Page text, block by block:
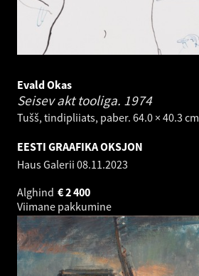
Evald Okas
Seisev akt tooliga. 1974
Tušš, tindipliiats, paber. 64.0 × 40.3 cm
EESTI GRAAFIKA OKSJON
Haus Galerii 08.11.2023
Alghind
2 400
€
Viimane pakkumine